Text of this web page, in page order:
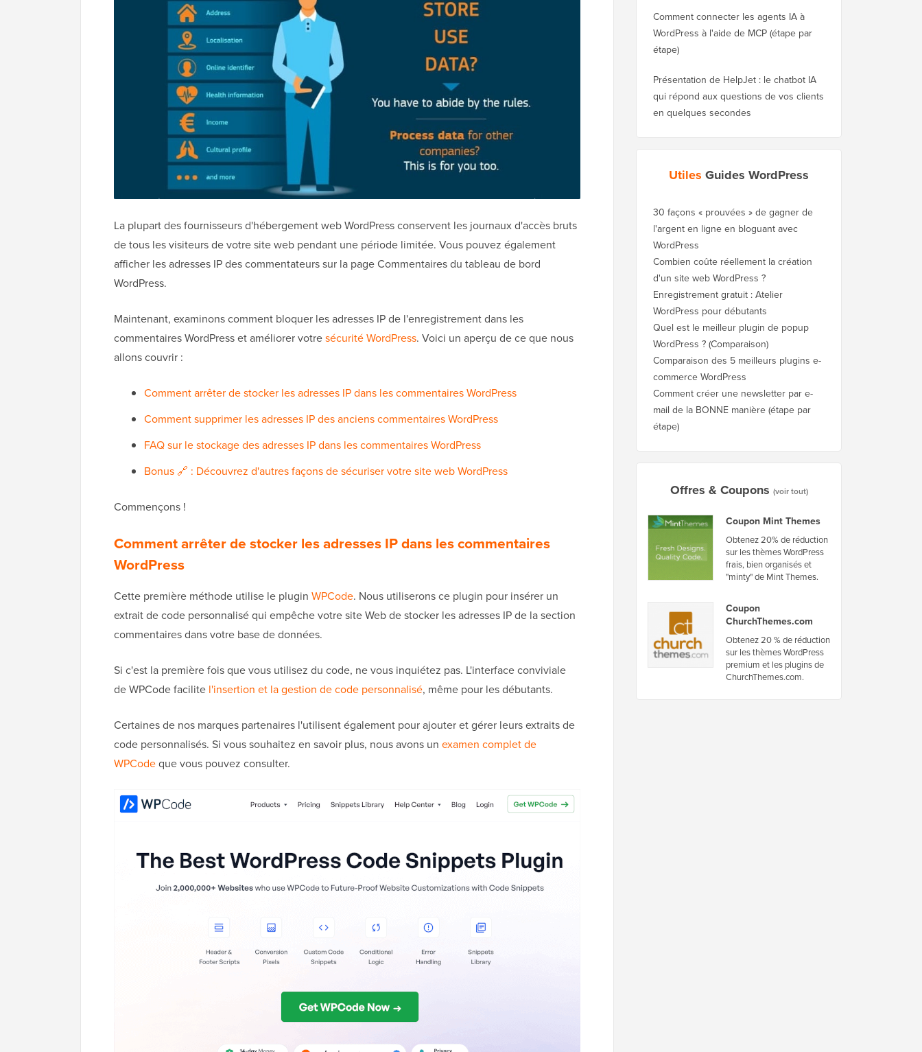
La plupart des fournisseurs d'hébergement web WordPress conservent les journaux d'accès bruts
de tous les visiteurs de votre site web pendant une période limitée. Vous pouvez également
afficher les adresses IP des commentateurs sur la page Commentaires du tableau de bord
WordPress.
Maintenant, examinons comment bloquer les adresses IP de l'enregistrement dans les
commentaires WordPress et améliorer votresécurité WordPress. Voici un aperçu de ce que nous
allons couvrir :
Comment arrêter de stocker les adresses IP dans les commentaires WordPress
Comment supprimer les adresses IP des anciens commentaires WordPress
FAQ sur le stockage des adresses IP dans les commentaires WordPress
Bonus 🔗 : Découvrez d'autres façons de sécuriser votre site web WordPress
Commençons !
Comment arrêter de stocker les adresses IP dans les commentaires
WordPress
Cette première méthode utilise le plugin WPCode. Nous utiliserons ce plugin pour insérer un
extrait de code personnalisé qui empêche votre site Web de stocker les adresses IP de la section
commentaires dans votre base de données.
Si c'est la première fois que vous utilisez du code, ne vous inquiétez pas. L'interface conviviale
de WPCode facilite l'insertion et la gestion de code personnalisé, même pour les débutants.
Certaines de nos marques partenaires l'utilisent également pour ajouter et gérer leurs extraits de
code personnalisés. Si vous souhaitez en savoir plus, nous avons un examen complet de
WPCodeque vous pouvez consulter.
Comment connecter les agents IA à
WordPress à l'aide de MCP (étape par
étape)
Présentation de HelpJet : le chatbot IA
qui répond aux questions de vos clients
en quelques secondes
Utiles Guides WordPress
30 façons « prouvées » de gagner de
l'argent en ligne en bloguant avec
WordPress
Combien coûte réellement la création
d'un site web WordPress ?
Enregistrement gratuit : Atelier
WordPress pour débutants
Quel est le meilleur plugin de popup
WordPress ? (Comparaison)
Comparaison des 5 meilleurs plugins e-
commerce WordPress
Comment créer une newsletter par e-
mail de la BONNE manière (étape par
étape)
Offres & Coupons (voir tout)
Coupon Mint Themes
Obtenez 20% de réduction
sur les thèmes WordPress
frais, bien organisés et
"minty" de Mint Themes.
Coupon
ChurchThemes.com
Obtenez 20 % de réduction
sur les thèmes WordPress
premium et les plugins de
ChurchThemes.com.